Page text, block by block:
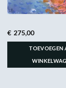
€ 275,00
TOEVOEGEN